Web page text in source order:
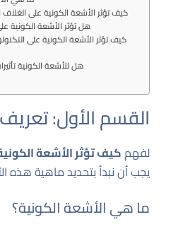
2. كيف تؤثر الأشعة الكونية على
3. هل تؤثر الأشعة الكونية
5. هل للأشعة الكونية
القسم الأول:
لفهمكيف تؤثر الأشعة
يجب أن نبدأ بتحديد ماهية هذه
ما هي الأشعة الكونية؟